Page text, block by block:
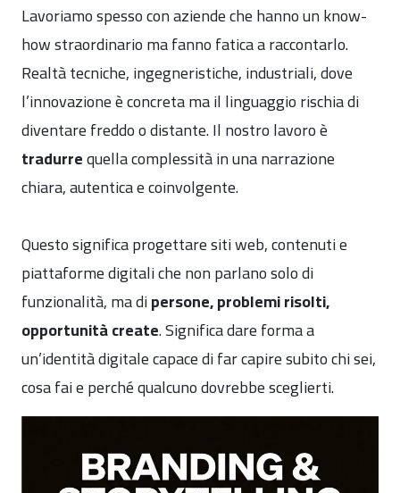
Lavoriamo spesso con aziende che hanno un know-
how straordinario ma fanno fatica a raccontarlo.
Realtà tecniche, ingegneristiche, industriali, dove
l’innovazione è concreta ma il linguaggio rischia di
diventare freddo o distante. Il nostro lavoro è
tradurrequella complessità in una narrazione
chiara, autentica e coinvolgente.
Questo significa progettare siti web, contenuti e
piattaforme digitali che non parlano solo di
funzionalità, ma dipersone, problemi risolti,
opportunità create. Significa dare forma a
un’identità digitale capace di far capire subito chi sei,
cosa fai e perché qualcuno dovrebbe sceglierti.